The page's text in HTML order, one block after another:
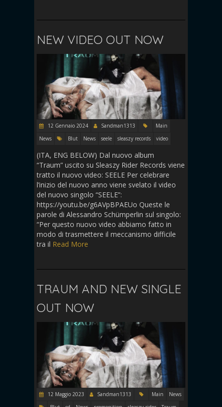
NEW VIDEO OUT NOW
12 Gennaio 2024 Sandman1313
Main
News
Blut News seele sleaszy records video
(ITA, ENG BELOW) Dal nuovo album
“Traum” uscito su Sleaszy Rider Records viene
tratto il nuovo video: SEELE Per celebrare
l’inizio del nuovo anno viene svelato il video
del nuovo singolo “SEELE”:
https://youtu.be/g6AVpBPAEUo Queste le
parole di Alessandro Schümperlin sul singolo:
“Per questo nuovo video abbiamo fatto in
modo di trasmettere il meccanismo difficile
tra il Read More
TRAUM AND NEW SINGLE
OUT NOW
12 Maggio 2023 Sandman1313 Main
News